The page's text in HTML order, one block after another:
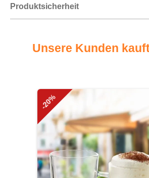
Produktsicherheit
Unsere Kunden
Produktgalerie überspringen
-20%